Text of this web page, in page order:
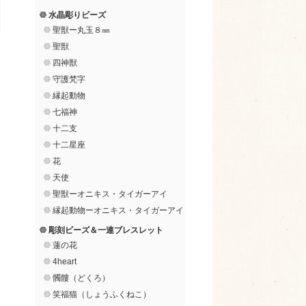
水晶彫りビーズ
聖獣ー丸玉８㎜
聖獣
四神獣
守護梵字
縁起動物
七福神
十二支
十二星座
花
天使
聖獣ーオニキス・タイガーアイ
縁起動物ーオニキス・タイガーアイ
彫刻ビーズ＆一連ブレスレット
蓮の花
4heart
髑髏（どくろ）
笑福猫（しょうふくねこ）